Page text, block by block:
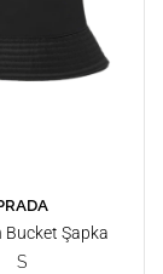
Bucket Şapka
S